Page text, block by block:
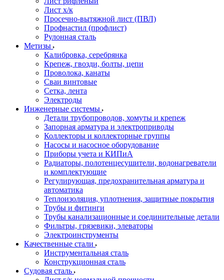
Лист х/к
Просечно-вытяжной лист (ПВЛ)
Профнастил (профлист)
Рулонная сталь
Метизы
Калибровка, серебрянка
Крепеж, гвозди, болты, цепи
Проволока, канаты
Сваи винтовые
Сетка, лента
Электроды
Инженерные системы
Детали трубопроводов, хомуты и крепеж
Запорная арматура и электроприводы
Коллекторы и коллекторные группы
Насосы и насосное оборудование
Приборы учета и КИПиА
Радиаторы, полотенцесушители, водонагреватели
и комплектующие
Регулирующая, предохранительная арматура и
автоматика
Теплоизоляция, уплотнения, защитные покрытия
Трубы и фитинги
Трубы канализационные и соединительные детали
Фильтры, грязевики, элеваторы
Электроинструменты
Качественные стали
Инструментальная сталь
Конструкционная сталь
Судовая сталь